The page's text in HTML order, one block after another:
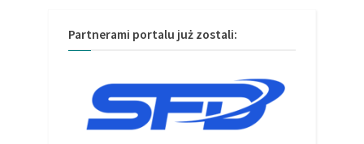
Partnerami portalu już zostali: